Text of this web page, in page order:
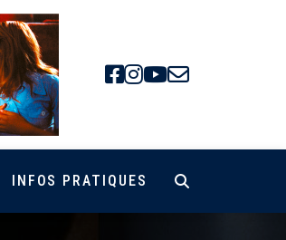
Facebook
Instagram
Youtube
INFOS PRATIQUES